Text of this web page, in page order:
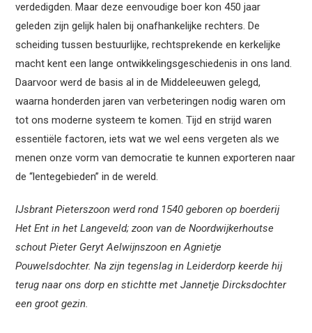
verdedigden. Maar deze eenvoudige boer kon 450 jaar
geleden zijn gelijk halen bij onafhankelijke rechters. De
scheiding tussen bestuurlijke, rechtsprekende en kerkelijke
macht kent een lange ontwikkelingsgeschiedenis in ons land.
Daarvoor werd de basis al in de Middeleeuwen gelegd,
waarna honderden jaren van verbeteringen nodig waren om
tot ons moderne systeem te komen. Tijd en strijd waren
essentiële factoren, iets wat we wel eens vergeten als we
menen onze vorm van democratie te kunnen exporteren naar
de “lentegebieden” in de wereld.
IJsbrant Pieterszoon werd rond 1540 geboren op boerderij
Het Ent in het Langeveld; zoon van de Noordwijkerhoutse
schout Pieter Geryt Aelwijnszoon en Agnietje
Pouwelsdochter. Na zijn tegenslag in Leiderdorp keerde hij
terug naar ons dorp en stichtte met Jannetje Dircksdochter
een groot gezin.